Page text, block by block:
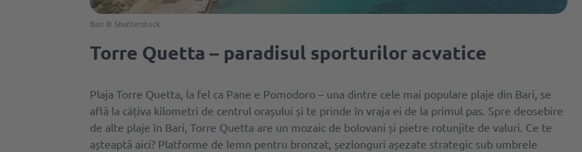
Bari © Shutterstock
Torre Quetta – paradisul sporturilor acvatice
Plaja Torre Quetta, la fel ca Pane e Pomodoro – una dintre cele mai populare plaje din Bari, se
află la câțiva kilometri de centrul orașului și te prinde în vraja ei de la primul pas. Spre deosebire
de alte plaje în Bari, Torre Quetta are un mozaic de bolovani și pietre rotunjite de valuri. Ce te
așteaptă aici? Platforme de lemn pentru bronzat, șezlonguri așezate strategic sub umbrele